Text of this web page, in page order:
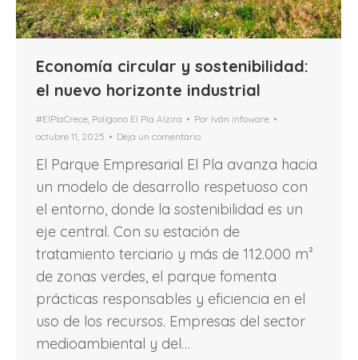
Economía circular y sostenibilidad:
el nuevo horizonte industrial
#ElPlaCrece Polígono El Pla Alzira Por Iván infoware
octubre 11, 2025
Deja un comentario
El Parque Empresarial El Pla avanza hacia
un modelo de desarrollo respetuoso con
el entorno, donde la sostenibilidad es un
eje central. Con su estación de
tratamiento terciario y más de 112.000 m²
de zonas verdes, el parque fomenta
prácticas responsables y eficiencia en el
uso de los recursos. Empresas del sector
medioambiental y del…